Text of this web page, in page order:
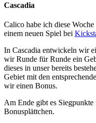
Cascadia
Calico habe ich diese
einem neuen Spiel bei
In Cascadia entwickeln wir
wir Runde für Runde ein
dieses in unser bereits
Gebiet mit den
wir einen Bonus.
Am Ende gibt es
Bonusplättchen.